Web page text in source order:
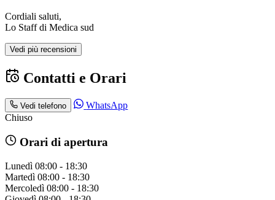
Cordiali saluti,
Lo Staff di Medica sud
Vedi più recensioni
Contatti e Orari
Vedi telefono
WhatsApp
Chiuso
Orari di apertura
Lunedì 08:00 - 18:30
Martedì 08:00 - 18:30
Mercoledì 08:00 - 18:30